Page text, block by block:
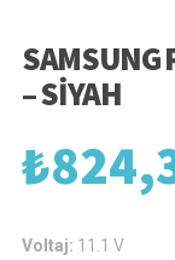
SAMSUNG
– SIYAH
₺
Voltaj: 11.1 V